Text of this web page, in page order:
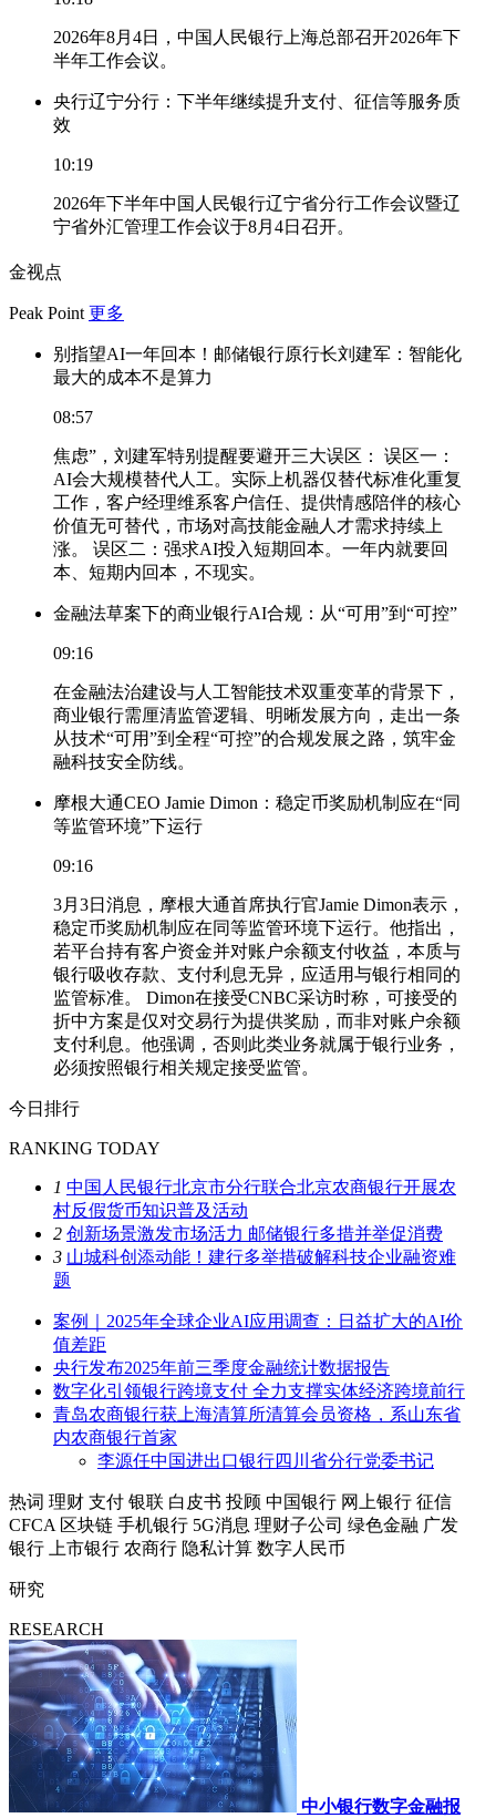
2026年8月4日，中国人民银行上海总部召开2026年下
半年工作会议。
央行辽宁分行：下半年继续提升支付、征信等服务质
效
10:19
2026年下半年中国人民银行辽宁省分行工作会议暨辽
宁省外汇管理工作会议于8月4日召开。
金视点
Peak Point 更多
别指望AI一年回本！邮储银行原行长刘建军：智能化
最大的成本不是算力
08:57
焦虑”，刘建军特别提醒要避开三大误区： 误区一：
AI会大规模替代人工。实际上机器仅替代标准化重复
工作，客户经理维系客户信任、提供情感陪伴的核心
价值无可替代，市场对高技能金融人才需求持续上
涨。 误区二：强求AI投入短期回本。一年内就要回
本、短期内回本，不现实。
金融法草案下的商业银行AI合规：从“可用”到“可控”
09:16
在金融法治建设与人工智能技术双重变革的背景下，
商业银行需厘清监管逻辑、明晰发展方向，走出一条
从技术“可用”到全程“可控”的合规发展之路，筑牢金
融科技安全防线。
摩根大通CEO Jamie Dimon：稳定币奖励机制应在“同
等监管环境”下运行
09:16
3月3日消息，摩根大通首席执行官Jamie Dimon表示，
稳定币奖励机制应在同等监管环境下运行。他指出，
若平台持有客户资金并对账户余额支付收益，本质与
银行吸收存款、支付利息无异，应适用与银行相同的
监管标准。 Dimon在接受CNBC采访时称，可接受的
折中方案是仅对交易行为提供奖励，而非对账户余额
支付利息。他强调，否则此类业务就属于银行业务，
必须按照银行相关规定接受监管。
今日排行
RANKING TODAY
1 中国人民银行北京市分行联合北京农商银行开展农
村反假货币知识普及活动
2 创新场景激发市场活力 邮储银行多措并举促消费
3 山城科创添动能！建行多举措破解科技企业融资难
题
案例｜2025年全球企业AI应用调查：日益扩大的AI价
值差距
央行发布2025年前三季度金融统计数据报告
数字化引领银行跨境支付 全力支撑实体经济跨境前行
青岛农商银行获上海清算所清算会员资格，系山东省
内农商银行首家
李源任中国进出口银行四川省分行党委书记
热词 理财 支付 银联 白皮书 投顾 中国银行 网上银行 征信
CFCA 区块链 手机银行 5G消息 理财子公司 绿色金融 广发
银行
上市银行 农商行 隐私计算 数字人民币
研究
RESEARCH
中小银行数字金融报